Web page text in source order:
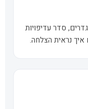
סדר עדיפויות
נראית הצלחה.